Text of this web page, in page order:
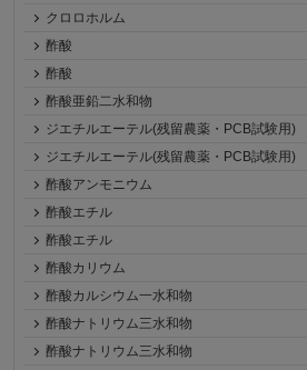
クロロホルム
酢酸
酢酸
酢酸亜鉛二水和物
ジエチルエーテル(残留農薬・PCB試験用)
ジエチルエーテル(残留農薬・PCB試験用)
酢酸アンモニウム
酢酸エチル
酢酸エチル
酢酸カリウム
酢酸カルシウム一水和物
酢酸ナトリウム三水和物
酢酸ナトリウム三水和物